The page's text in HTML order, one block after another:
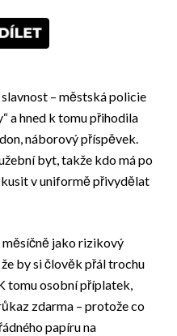
slavnost – městská policie
a hned k tomu přihodila
náborový příspěvek.
byt, takže kdo má po
v uniformě přivydělat
měsíčně jako rizikový
by si člověk přál trochu
tomu osobní příplatek,
zdarma – protože co
papíru na